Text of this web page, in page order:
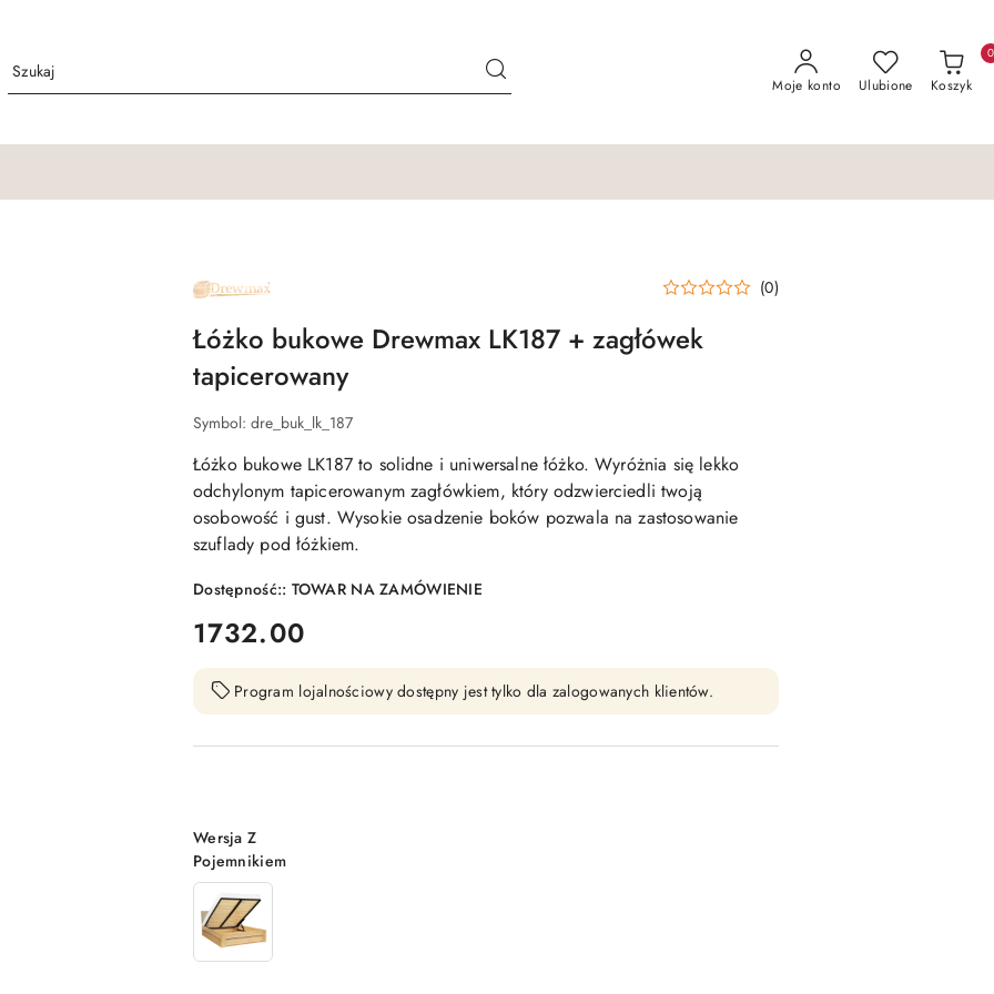
Moje konto Ulubione Koszyk
0
NAZWA
PRODUCENTA: (0)
Łóżko bukowe Drewmax LK187 + zagłówek
tapicerowany
Symbol: dre_buk_lk_187
Łóżko bukowe LK187 to solidne i uniwersalne łóżko. Wyróżnia się lekko
odchylonym tapicerowanym zagłówkiem, który odzwierciedli twoją
osobowość i gust. Wysokie osadzenie boków pozwala na zastosowanie
szuflady pod łóżkiem.
Dostępność:: TOWAR NA ZAMÓWIENIE
cena:
1732.00
Program lojalnościowy dostępny jest tylko dla zalogowanych klientów.
Wariant
Wersja Z
Pojemnikiem